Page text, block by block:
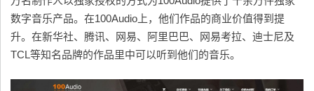
数字音乐产品。在100Audio上，他们作品的商业价值得到提
升。在新华社、腾讯、网易、阿里巴巴、网易考拉、迪士尼及
TCL等知名品牌的作品里中可以听到他们的音乐。